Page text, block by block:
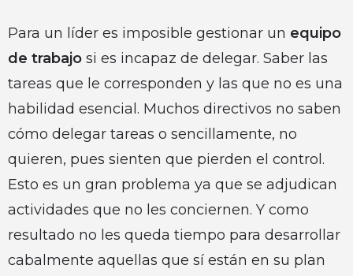
Para un líder es imposible gestionar un equipo
de trabajo si es incapaz de delegar. Saber las
tareas que le corresponden y las que no es una
habilidad esencial. Muchos directivos no saben
cómo delegar tareas o sencillamente, no
quieren, pues sienten que pierden el control.
Esto es un gran problema ya que se adjudican
actividades que no les conciernen. Y como
resultado no les queda tiempo para desarrollar
cabalmente aquellas que sí están en su plan